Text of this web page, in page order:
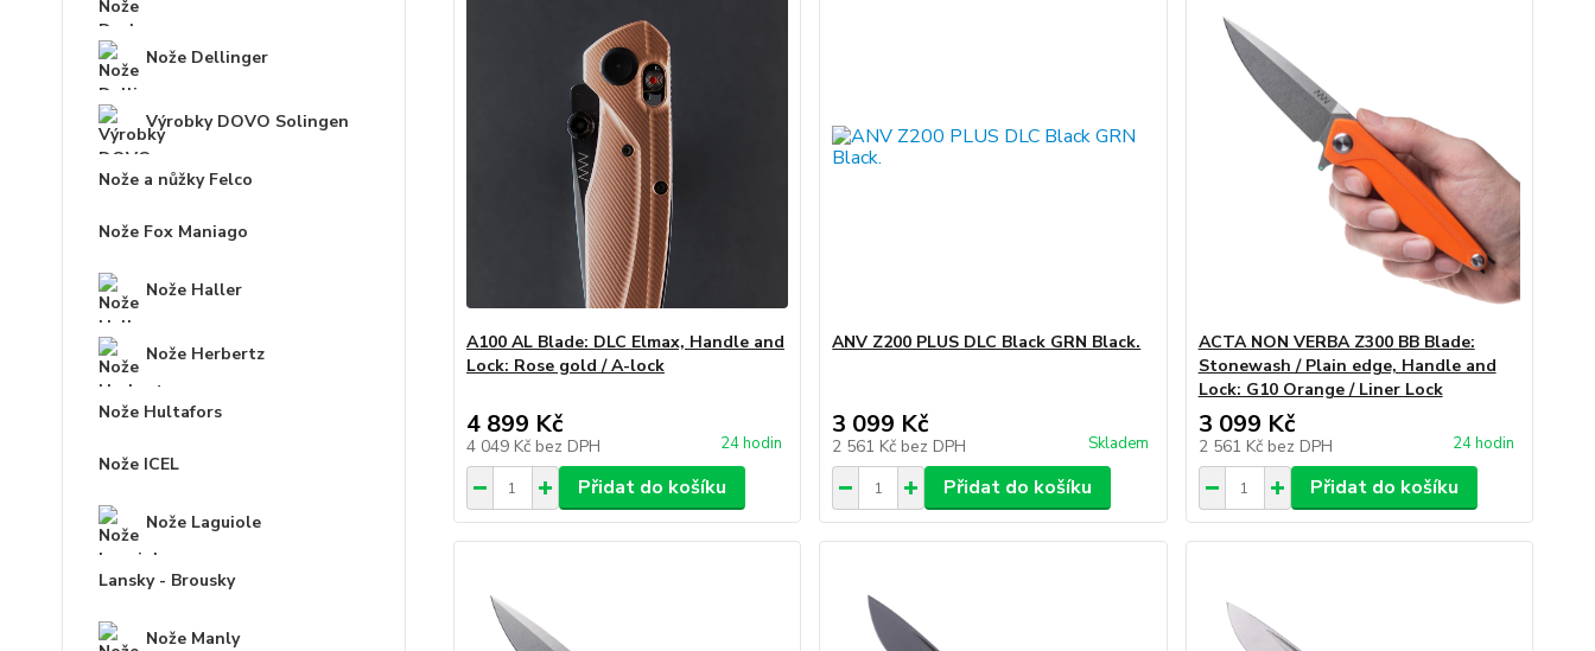
Nože Dellinger
Výrobky DOVO Solingen
Nože a nůžky Felco
Nože Fox Maniago
Nože Haller
Nože Herbertz
Nože Hultafors
Nože ICEL
Nože Laguiole
Lansky - Brousky
Nože Manly
A100 AL Blade: DLC Elmax, Handle and
Lock: Rose gold / A-lock
4 899 Kč
4 049 Kč bez DPH 24 hodin
Přidat do košíku
ANV Z200 PLUS DLC Black GRN Black.
3 099 Kč
2 561 Kč bez DPH Skladem
Přidat do košíku
ACTA NON VERBA Z300 BB Blade:
Stonewash / Plain edge, Handle and
Lock: G10 Orange / Liner Lock
3 099 Kč
2 561 Kč bez DPH 24 hodin
Přidat do košíku